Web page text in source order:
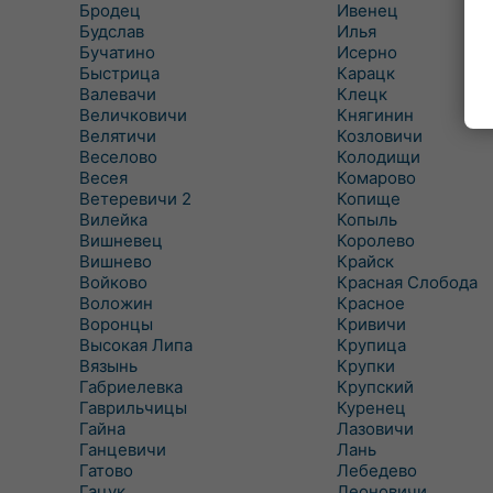
Бродец
Будслав
Бучатино
Быстрица
Валевачи
Величковичи
Велятичи
Веселово
Весея
Ветеревичи 2
Вилейка
Вишневец
Вишнево
Войково
Воложин
Воронцы
Высокая Липа
Вязынь
Габриелевка
Гаврильчицы
Гайна
Ганцевичи
Гатово
Ивенец
Илья
Исерно
Карацк
Клецк
Княгинин
Козловичи
Колодищи
Комарово
Копище
Копыль
Королево
Крайск
Красная Слобода
Красное
Кривичи
Крупица
Крупки
Крупский
Куренец
Лазовичи
Лань
Лебедево